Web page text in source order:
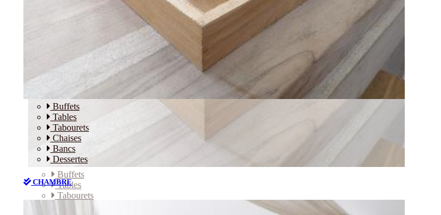
Buffets
Tables
Tabourets
Chaises
Bancs
Dessertes
CHAMBRE
Buffets
Tables
Tabourets